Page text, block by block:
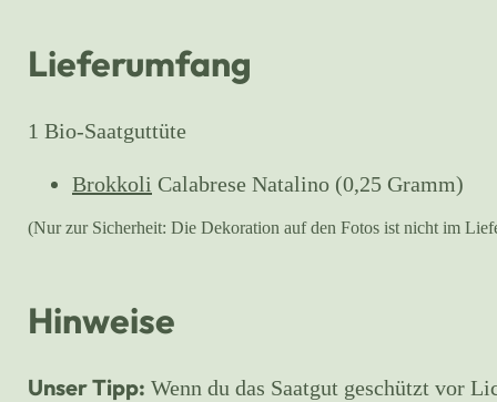
Lieferumfang
1 Bio-Saatguttüte
Brokkoli Calabrese Natalino (0,25 Gramm)
(Nur zur Sicherheit: Die Dekoration auf den Fotos ist nicht im
Hinweise
Unser Tipp: Wenn du das Saatgut geschützt vor